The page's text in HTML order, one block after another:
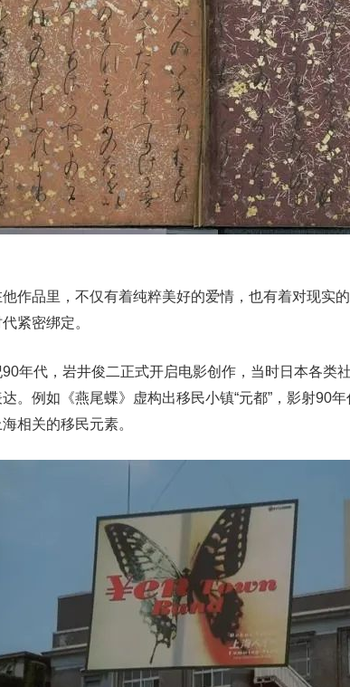
他作品里，不仅有着纯粹美好的爱情，也有着对现实
紧密绑定。
90年代，岩井俊二正式开启电影创作，当时日本各
。例如《燕尾蝶》虚构出移民小镇“元都”，影射90
相关的移民元素。